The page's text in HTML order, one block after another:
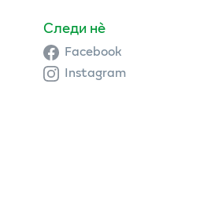
Следи нè
Facebook
Instagram